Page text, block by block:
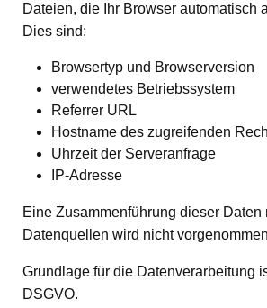
Dateien, die Ihr Browser automatisch
Dies sind:
Browsertyp und Browserversion
verwendetes Betriebssystem
Referrer URL
Hostname des zugreifenden
Uhrzeit der Serveranfrage
IP-Adresse
Eine Zusammenführung dieser Daten
Datenquellen wird nicht
Grundlage für die Datenverarbeitung
DSGVO.